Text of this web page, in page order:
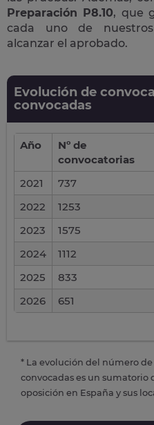
Preparación P8.10, que
cada uno de
alcanzar el aprobado.
Evolución de
convocadas
Año
Nº de
convocatorias
2021
737
2022
1253
2023
1575
2024
1112
2025
833
2026
651
* La evolución del número
convocadas es un sumatorio
oposición en España y sus